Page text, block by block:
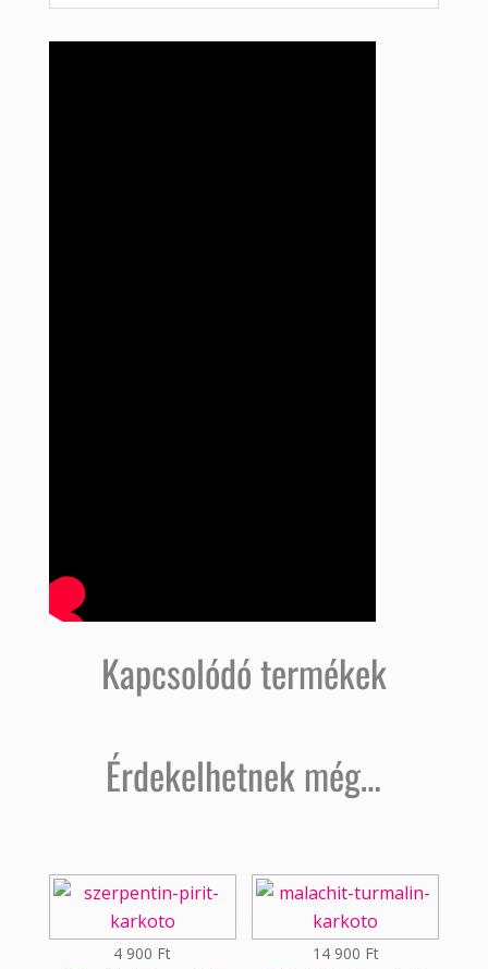
Kapcsolódó termékek
Érdekelhetnek még…
4 900 Ft 14 900 Ft